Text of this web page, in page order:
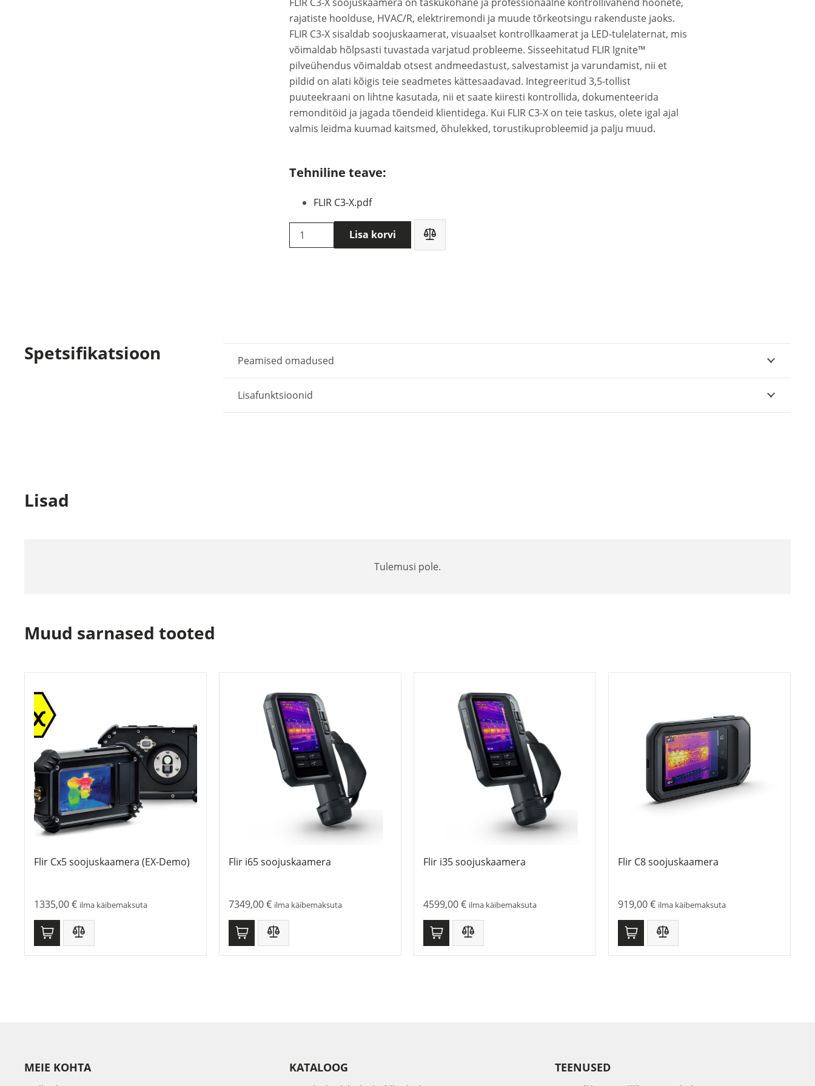
rajatiste hoolduse, HVAC/R, elektriremondi ja muude tõrkeotsingu rakenduste jaoks.
FLIR C3-X sisaldab soojuskaamerat, visuaalset kontrollkaamerat ja LED-tulelaternat, mis
võimaldab hõlpsasti tuvastada varjatud probleeme. Sisseehitatud FLIR Ignite™
pilveühendus võimaldab otsest andmeedastust, salvestamist ja varundamist, nii et
pildid on alati kõigis teie seadmetes kättesaadavad. Integreeritud 3,5-tollist
puuteekraani on lihtne kasutada, nii et saate kiiresti kontrollida, dokumenteerida
remonditöid ja jagada tõendeid klientidega. Kui FLIR C3-X on teie taskus, olete igal ajal
valmis leidma kuumad kaitsmed, õhulekked, torustikuprobleemid ja palju muud.
Tehniline teave:
FLIR C3-X.pdf
Flir
C3-
Lisa korvi
Spetsifikatsioon Peamised omadused
Lisafunktsioonid
Lisad
Tulemusi pole.
Muud sarnased tooted
Flir Cx5 soojuskaamera (EX-Demo)
1335,00€ ilma käibemaksuta
Flir i65 soojuskaamera
7349,00€ ilma käibemaksuta
Flir i35 soojuskaamera
4599,00€ ilma käibemaksuta
Flir C8 soojuskaamera
919,00€ ilma käibemaksuta
MEIE KOHTA KATALOOG TEENUSED